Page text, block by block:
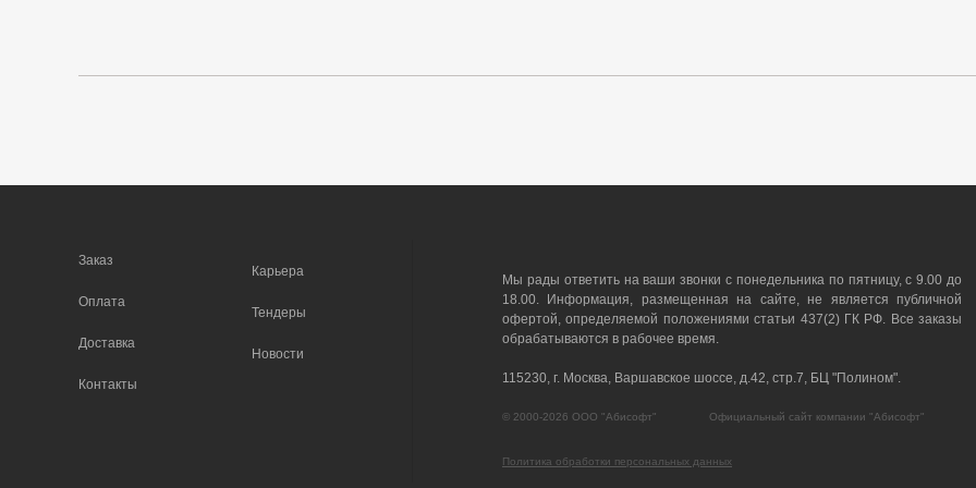
Заказ
Оплата
Доставка
Контакты
Карьера
Тендеры
Новости
Мы рады ответить на ваши звонки с понедельника по пятницу, с 9.00 до
18.00. Информация, размещенная на сайте, не является публичной
офертой, определяемой положениями статьи 437(2) ГК РФ. Все заказы
обрабатываются в рабочее время.
115230, г. Москва, Варшавское шоссе, д.42, стр.7, БЦ "Полином".
© 2000-2026 ООО "Абисофт" Официальный сайт компании "Абисофт"
Политика обработки персональных данных